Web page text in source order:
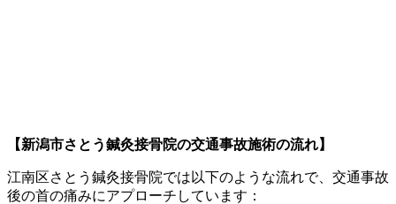
【新潟市さとう鍼灸接骨院の交通事故施術の流れ】
江南区さとう鍼灸接骨院では以下のような流れで、交通事故
後の首の痛みにアプローチしています：